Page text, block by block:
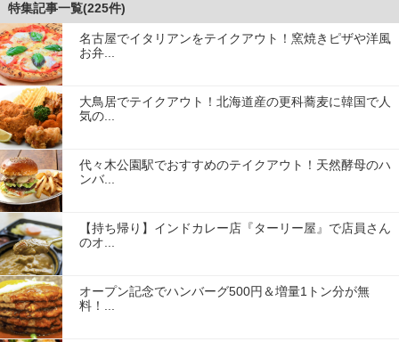
特集記事一覧(225件)
名古屋でイタリアンをテイクアウト！窯焼きピザや洋風
お弁...
大鳥居でテイクアウト！北海道産の更科蕎麦に韓国で人
気の...
代々木公園駅でおすすめのテイクアウト！天然酵母のハ
ンバ...
【持ち帰り】インドカレー店『ターリー屋』で店員さん
のオ...
オープン記念でハンバーグ500円＆増量1トン分が無
料！...